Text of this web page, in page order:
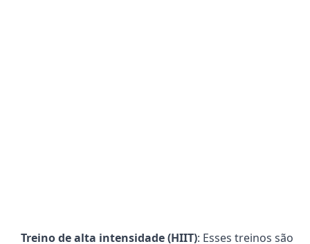
Treino de alta intensidade (HIIT): Esses treinos são